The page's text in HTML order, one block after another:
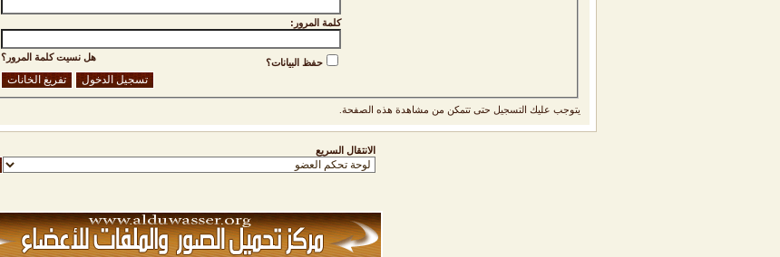
كلمة المرور:
هل نسيت كلمة المرور؟ حفظ البيانات؟
يتوجب عليك التسجيل حتى تتمكن من مشاهدة هذه الصفحة.
الانتقال السريع